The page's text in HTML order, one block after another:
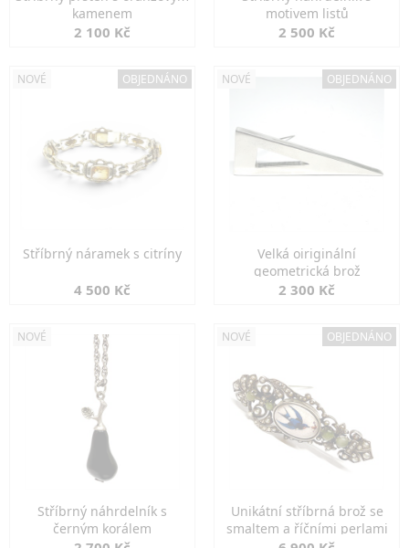
kamenem
2 100 Kč
motivem listů
2 500 Kč
NOVÉ OBJEDNÁNO
Stříbrný náramek s citríny
4 500 Kč
NOVÉ OBJEDNÁNO
Velká oiriginální
geometrická brož
2 300 Kč
NOVÉ
Stříbrný náhrdelník s
černým korálem
NOVÉ OBJEDNÁNO
Unikátní stříbrná brož se
smaltem a říčními perlami